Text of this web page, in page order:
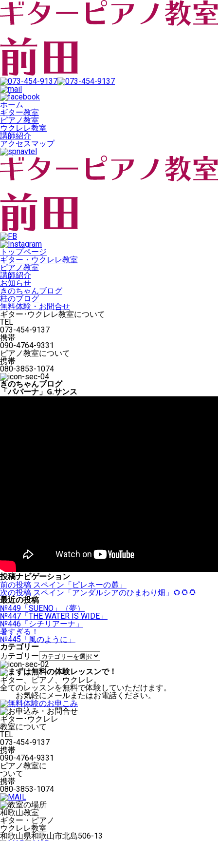
ホーム
ギター教室
ピアノ教室
ウクレレ教室
講師紹介
アクセスマップ
トップページ
ギター・ウクレレ教室
ピアノ教室
講師紹介
お知らせ
きのちゃんブログ
桂のブログ
無料体験・お問合せ
ギター･ウクレレ教室について
TEL
073-454-9137
携帯
090-4764-9331
ピアノ教室について
携帯
080-3853-1074
きのちゃんブログ
「パバーナ」G.サンス
投稿ナビゲーション
前の投稿 スペイン「ピレネーの麓」
次の投稿 スペイン「アンダルシアのひまわり畑」🌻🌻🌻
最近の投稿
№449「SUENO」（夢）
№447「THE WATER IS WIDE」
№446「シチリアーナ」
暑すぎる！
№445「風のように」
カテゴリー
カテゴリー
ギター、ピアノ、ウクレレ。
全てのレッスンを無料で体験していただけます。
お気軽にメールまたはお電話ください。
ギター･ウクレレ
教室について
TEL
073-454-9137
携帯
090-4764-9331
ピアノ教室に
ついて
携帯
080-3853-1074
和歌山教室
ギター・ピアノ
ウクレレ教室
和歌山県和歌山市北島506-13